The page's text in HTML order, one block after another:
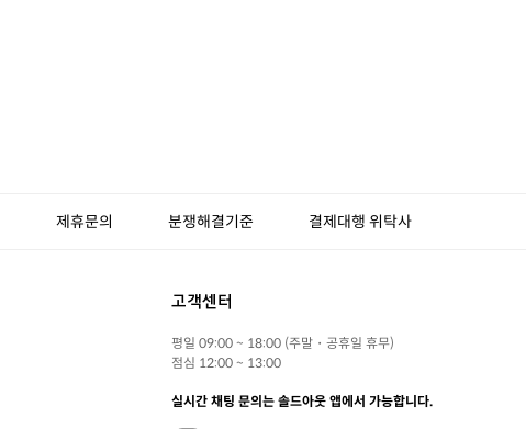
제휴문의 분쟁해결기준 결제대행 위탁사
고객센터
평일 09:00 ~ 18:00 (주말・공휴일 휴무)
점심 12:00 ~ 13:00
실시간 채팅 문의는 솔드아웃 앱에서 가능합니다.